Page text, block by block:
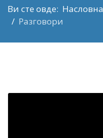
Ви сте овде: Насловна
Разговори